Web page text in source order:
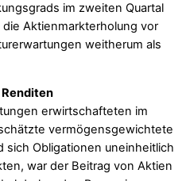
im zweiten Quartal
Aktienmarkterholung vor
weitherum als
erwirtschafteten im
vermögensgewichtete
sich Obligationen uneinheitlich
war der Beitrag von Aktien